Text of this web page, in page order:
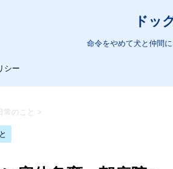
ドッ
命令をやめて犬と仲間
シー
常のこと >